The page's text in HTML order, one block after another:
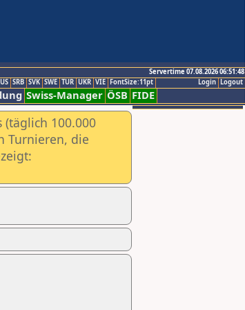
Servertime 07.08.2026 06:51:48
Logout
Login
SRB SVK SWE TUR UKR VIE FontSize:11pt
Swiss-Manager ÖSB FIDE
100.000
Turnieren, die